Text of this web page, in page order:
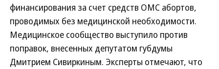
финансирования за счет средств ОМС абортов,
проводимых без медицинской необходимости.
Медицинское сообщество выступило против
поправок, внесенных депутатом губдумы
Дмитрием Сивиркиным. Эксперты отмечают, что